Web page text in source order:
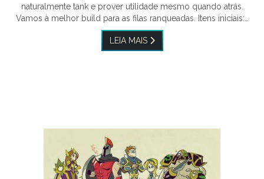
naturalmente tank e prover utilidade mesmo quando atrás.
Vamos à melhor build para as filas ranqueadas. Itens iniciais:…
LEIA MAIS